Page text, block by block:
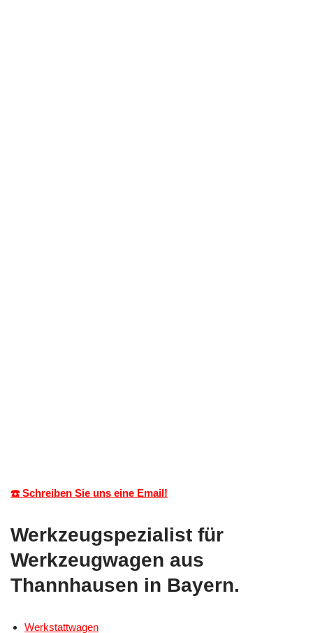
☎️ Schreiben Sie uns eine Email!
Werkzeugspezialist für
Werkzeugwagen aus
Thannhausen in Bayern.
Werkstattwagen